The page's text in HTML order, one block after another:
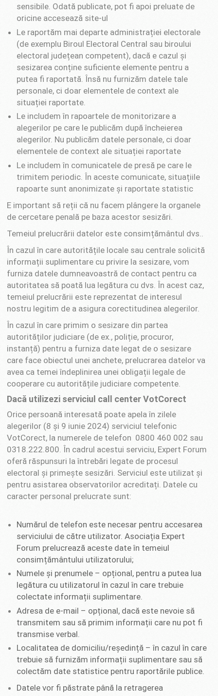
sensibile. Odată publicate, pot fi apoi preluate de
oricine accesează site-ul
Le raportăm mai departe administrației electorale
(de exemplu Biroul Electoral Central sau biroului
electoral județean competent), dacă e cazul și
sesizarea conține suficiente elemente pentru a
putea fi raportată. Însă nu furnizăm datele tale
personale, ci doar elementele de context ale
situației raportate.
Le includem în rapoartele de monitorizare a
alegerilor pe care le publicăm după încheierea
alegerilor. Nu publicăm datele personale, ci doar
elementele de context ale situației raportate
Le includem în comunicatele de presă pe care le
trimitem periodic. În aceste comunicate, situațiile
rapoarte sunt anonimizate și raportate statistic
E important să reții că nu facem plângere la organele
de cercetare penală pe baza acestor sesizări.
Temeiul prelucrării datelor este consimțământul dvs..
În cazul în care autoritățile locale sau centrale solicită
informații suplimentare cu privire la sesizare, vom
furniza datele dumneavoastră de contact pentru ca
autoritatea să poată lua legătura cu dvs. În acest caz,
temeiul prelucrării este reprezentat de interesul
nostru legitim de a asigura corectitudinea alegerilor.
În cazul în care primim o sesizare din partea
autorităților judiciare (de ex., poliție, procuror,
instanță) pentru a furniza date legat de o sesizare
care face obiectul unei anchete, prelucrarea datelor va
avea ca temei îndeplinirea unei obligații legale de
cooperare cu autoritățile judiciare competente.
Dacă utilizezi serviciul call center VotCorect
Orice persoană interesată poate apela în zilele
alegerilor (8 și 9 iunie 2024) serviciul telefonic
VotCorect, la numerele de telefon 0800 460 002 sau
0318.222.800. În cadrul acestui serviciu, Expert Forum
oferă răspunsuri la întrebări legate de procesul
electoral și primește sesizări. Serviciul este utilizat și
pentru asistarea observatorilor acreditați. Datele cu
caracter personal prelucrate sunt:
Numărul de telefon este necesar pentru accesarea
serviciului de către utilizator. Asociația Expert
Forum prelucrează aceste date în temeiul
consimțământului utilizatorului;
Numele și prenumele – opțional, pentru a putea lua
legătura cu utilizatorul în cazul în care trebuie
colectate informații suplimentare.
Adresa de e-mail – opțional, dacă este nevoie să
transmitem sau să primim informații care nu pot fi
transmise verbal.
Localitatea de domiciliu/reședință – în cazul în care
trebuie să furnizăm informații suplimentare sau să
colectăm date statistice pentru raportările publice.
Datele vor fi păstrate până la retragerea